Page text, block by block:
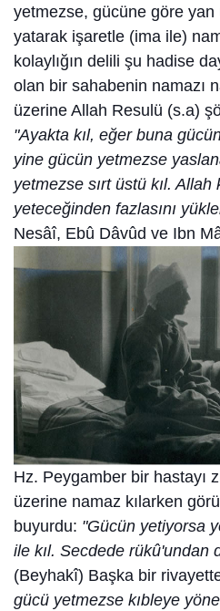
yetmezse, gücüne göre yan
yatarak işaretle (ima ile)
kolaylığın delili şu hadise
olan bir sahabenin namazı
üzerine Allah Resulü (s.a)
"Ayakta kıl, eğer buna
yine gücün yetmezse
yetmezse sırt üstü kıl.
yeteceğinden fazlasını
Nesâî, Ebû Dâvûd ve Ibn
Hz. Peygamber bir hastayı
üzerine namaz kılarken
buyurdu: "Gücün yetiyorsa
ile kıl. Secdede rükû'undan
(Beyhakî) Başka bir
gücü yetmezse kıbleye